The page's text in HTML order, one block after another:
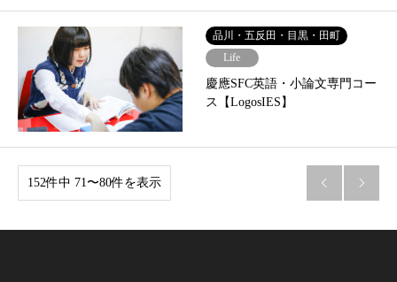
品川・五反田・目黒・田町
Life
慶應SFC英語・小論文専門コー
ス【LogosIES】
152件中 71〜80件を表示  